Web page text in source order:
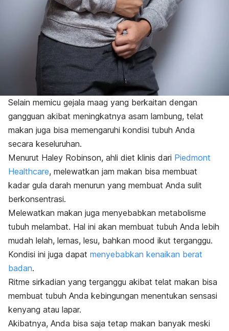
Selain memicu gejala maag yang berkaitan dengan
gangguan akibat meningkatnya asam lambung, telat
makan juga bisa memengaruhi kondisi tubuh Anda
secara keseluruhan.
Menurut Haley Robinson, ahli diet klinis dari Piedmont
Healthcare, melewatkan jam makan bisa membuat
kadar gula darah menurun yang membuat Anda sulit
berkonsentrasi.
Melewatkan makan juga menyebabkan metabolisme
tubuh melambat. Hal ini akan membuat tubuh Anda lebih
mudah lelah, lemas, lesu, bahkan mood ikut terganggu.
Kondisi ini juga dapat menyebabkan kenaikan berat
badan.
Ritme sirkadian yang terganggu akibat telat makan bisa
membuat tubuh Anda kebingungan menentukan sensasi
kenyang atau lapar.
Akibatnya, Anda bisa saja tetap makan banyak meski